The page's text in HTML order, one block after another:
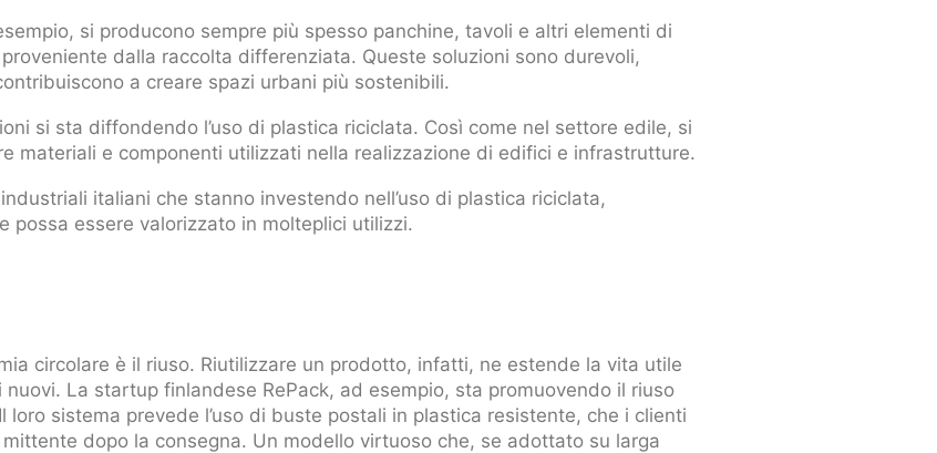
si producono sempre più spesso panchine, tavoli e altri elementi di
dalla raccolta differenziata. Queste soluzioni sono durevoli,
a creare spazi urbani più sostenibili.
si sta diffondendo l’uso di plastica riciclata. Così come nel settore edile, si
materiali e componenti utilizzati nella realizzazione di edifici e infrastrutture.
italiani che stanno investendo nell’uso di plastica riciclata,
possa essere valorizzato in molteplici utilizzi.
circolare è il riuso. Riutilizzare un prodotto, infatti, ne estende la vita utile
La startup finlandese RePack, ad esempio, sta promuovendo il riuso
loro sistema prevede l’uso di buste postali in plastica resistente, che i clienti
dopo la consegna. Un modello virtuoso che, se adottato su larga